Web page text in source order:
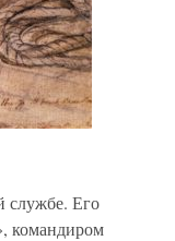
службе. Его
командиром